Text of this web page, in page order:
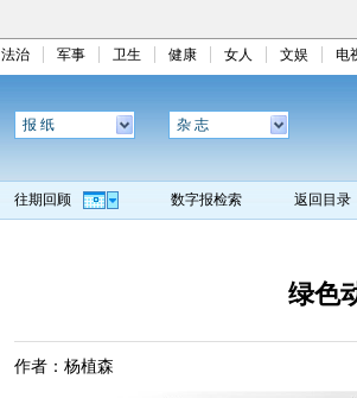
法治 军事 卫生 健康 女人 文娱 电
报 纸 杂 志
往期回顾 数字报检索 返回目录
绿色
作者：杨植森